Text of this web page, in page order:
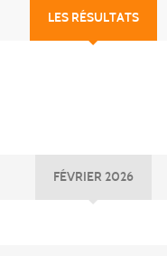
LES RÉSULTATS
FÉVRIER 2026